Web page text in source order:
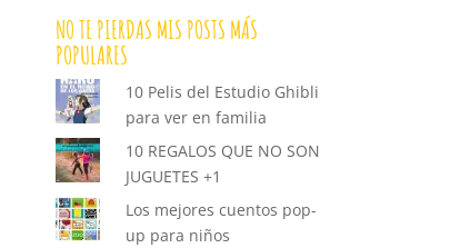
NO TE PIERDAS MIS POSTS MÁS
POPULARES
10 Pelis del Estudio Ghibli
para ver en familia
10 REGALOS QUE NO SON
JUGUETES +1
Los mejores cuentos pop-
up para niños